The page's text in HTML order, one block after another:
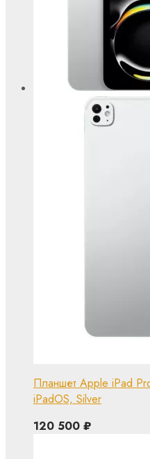
Планшет Apple iPad
iPadOS, Silver
120 500 ₽